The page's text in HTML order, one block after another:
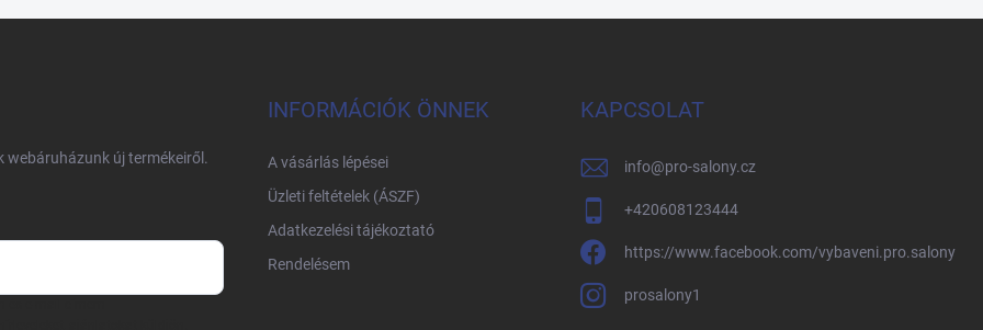
webáruházunk új termékeiről.
INFORMÁCIÓK ÖNNEK
A vásárlás lépései
Üzleti feltételek (ÁSZF)
Adatkezelési tájékoztató
Rendelésem
KAPCSOLAT
info@pro-salony.cz
+420608123444
https://www.facebook.com/vybaveni.pro.salony
prosalony1